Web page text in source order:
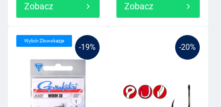
Zobacz Zobacz
-19%
Wybór Zlowokazje
-20%